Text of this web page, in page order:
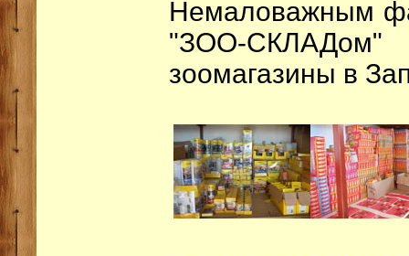
Немаловажным
"ЗОО-СКЛАДом"
зоомагазины в